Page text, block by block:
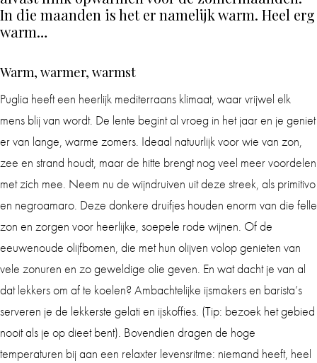
In die maanden is het er namelijk warm. Heel erg
warm…
Warm, warmer, warmst
Puglia heeft een heerlijk mediterraans klimaat, waar vrijwel elk
mens blij van wordt. De lente begint al vroeg in het jaar en je geniet
er van lange, warme zomers. Ideaal natuurlijk voor wie van zon,
zee en strand houdt, maar de hitte brengt nog veel meer voordelen
met zich mee. Neem nu de wijndruiven uit deze streek, als primitivo
en negroamaro. Deze donkere druifjes houden enorm van die felle
zon en zorgen voor heerlijke, soepele rode wijnen. Of de
eeuwenoude olijfbomen, die met hun olijven volop genieten van
vele zonuren en zo geweldige olie geven. En wat dacht je van al
dat lekkers om af te koelen? Ambachtelijke ijsmakers en barista’s
serveren je de lekkerste gelati en ijskoffies. (Tip: bezoek het gebied
nooit als je op dieet bent). Bovendien dragen de hoge
temperaturen bij aan een relaxter levensritme: niemand heeft, heel